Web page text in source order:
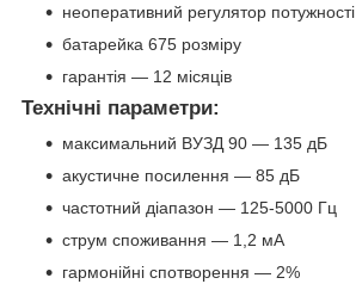
неоперативний регулятор потужності
батарейка 675 розміру
гарантія — 12 місяців
Технічні параметри:
максимальний ВУЗД 90 — 135 дБ
акустичне посилення — 85 дБ
частотний діапазон — 125-5000 Гц
струм споживання — 1,2 мА
гармонійні спотворення — 2%